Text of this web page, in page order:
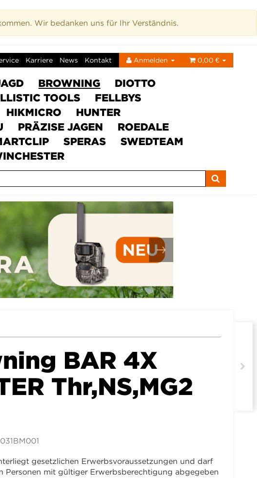
Wir bedanken uns für Ihr Verständnis.
Karriere News Kontakt Anmelden 0,00 €
BROWNING
DIOTTO
TOOLS
FELLBYS
HIKMICRO
HUNTER
PRÄZISE JAGEN
ROEDALE
SPERAS
SWEDTEAM
BAR 4X
Thr,NS,MG2
031BM001
gesetzlichen Erwerbsvoraussetzungen und darf
Personen mit gültiger Erwerbsberechtigung abgegeben